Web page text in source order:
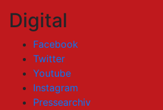
Digital
Facebook
Twitter
Youtube
Instagram
Pressearchiv